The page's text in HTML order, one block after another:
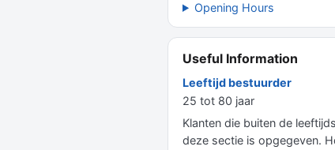
Opening Hours
Useful Information
Leeftijd bestuurder
25 tot 80 jaar
Klanten die buiten de
deze sectie is opgegeven.